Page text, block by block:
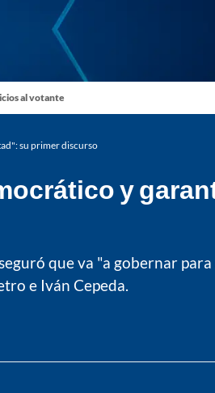
al votante
su primer discurso
y
que va "a gobernar
e Iván Cepeda.